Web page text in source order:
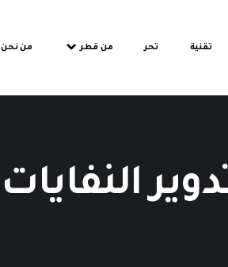
تقنية تحر من قطر من نحن
النفايات